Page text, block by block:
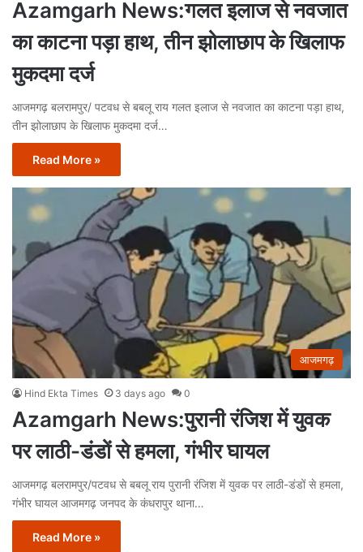
Azamgarh News:गलत इलाज से नवजात
का काटना पड़ा हाथ, तीन झोलाछाप के खिलाफ
मुकदमा दर्ज
आजमगढ़ बलरामपुर/ पटवध से बबलू राय गलत इलाज से नवजात का काटना पड़ा हाथ,
तीन झोलाछाप के खिलाफ मुकदमा दर्ज…
Read More »
आजमगढ़
Hind Ekta Times 3 days ago 0
Azamgarh News:पुरानी रंजिश में युवक
पर लाठी-डंडों से हमला, गंभीर घायल
आजमगढ़ बलरामपुर/पटवध से बबलू राय पुरानी रंजिश में युवक पर लाठी-डंडों से हमला,
गंभीर घायल आजमगढ़ जनपद के कंधरापुर थाना…
Read More »